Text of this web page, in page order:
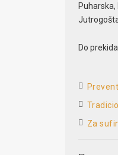
Puharska,
Do
Za